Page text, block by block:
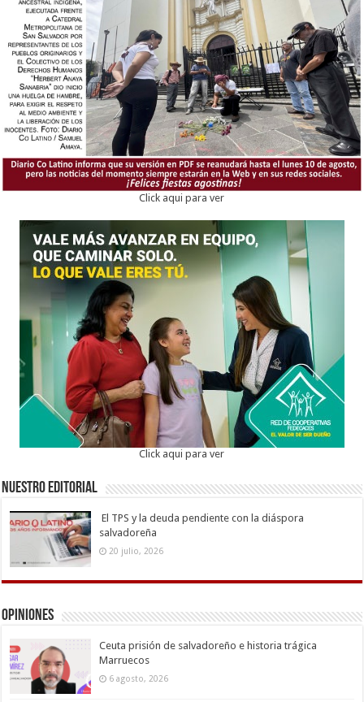
Click aqui para ver
Click aqui para ver
Nuestro Editorial
El TPS y la deuda pendiente con la diáspora
salvadoreña
20 julio, 2026
Opiniones
Ceuta prisión de salvadoreño e historia trágica
Marruecos
6 agosto, 2026